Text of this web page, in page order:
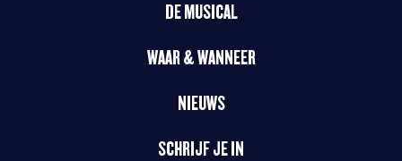
DE MUSICAL
WAAR & WANNEER
NIEUWS
SCHRIJF JE IN